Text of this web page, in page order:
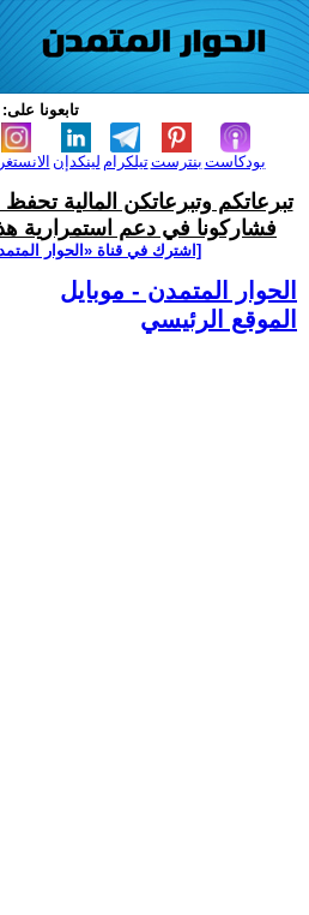
تابعونا على:
لينكدإن تيلكرامبنترست بودكاست
تبرعاتكم وتبرعاتكن المالية
فشاركونا في دعم استمرارية
[اشترك في قناة ‫«الحوار
الحوار المتمدن - موبايل
الموقع الرئيسي